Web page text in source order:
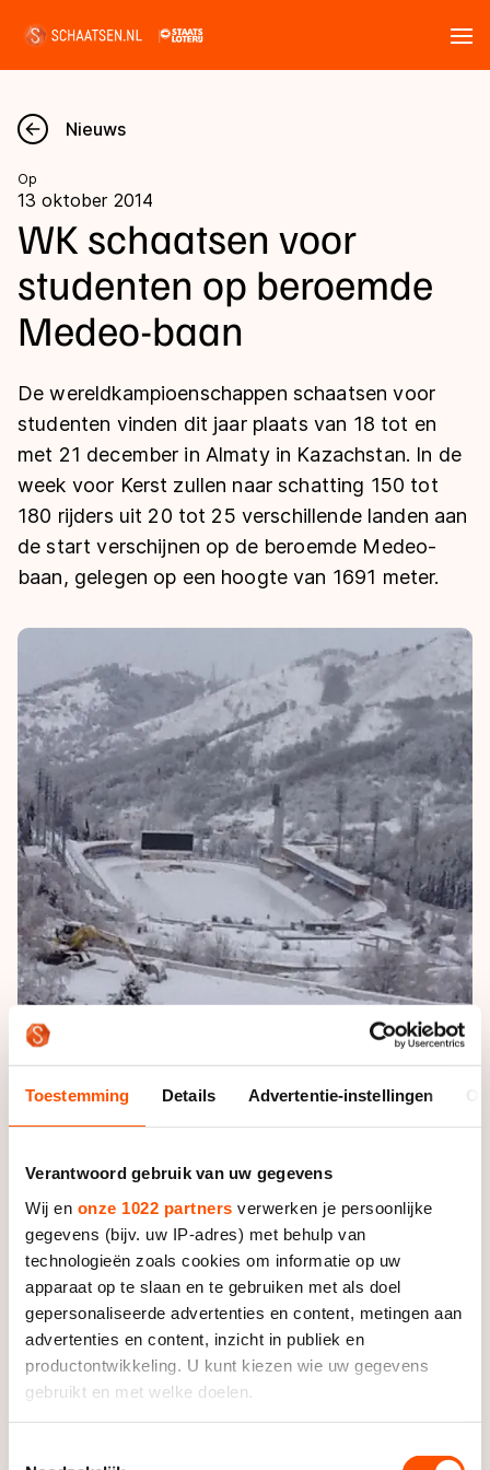
Toestemming Details Advertentie-instellingen
Verantwoord gebruik van uw gegevens
Wij en onze 1022 partners verwerken je persoonlijke
gegevens (bijv. uw IP-adres) met behulp van
technologieën zoals cookies om informatie op uw
apparaat op te slaan en te gebruiken met als doel
gepersonaliseerde advertenties en content, metingen aan
advertenties en content, inzicht in publiek en
productontwikkeling. U kunt kiezen wie uw gegevens
gebruikt en met welke doelen.
Nieuws
Kalender
Disciplines
Marathon
Inlineskaten
Kunstschaatsen
Schoonrijden
Natuurijs
Uitslagen
Langebaan
Shorttrack
Marathon
Inlineskaten
Kunstschaatsen
Tijden & historie
Ranglijsten Langebaan
Persoonlijke records & tijden
Historie & statistiek
De weg op
Inschrijven wedstrijden
Algemene Nederlandse Schaatstijd
Deze zomer de weg op
Waar kan ik schaatsen en skaten?
Schaatsfans
Tickets
Livestreams
Word schaatsfan!
Winacties
Olympische Spelen
Olympische Spelen
Medaille overzicht
Medaillespiegel
Olympische uitslagen
Van Jong tot Goud verhalen
Nieuws
Op
13 oktober 2014
WK schaatsen voor
studenten op beroemde
Medeo-baan
De wereldkampioenschappen schaatsen voor
studenten vinden dit jaar plaats van 18 tot en
met 21 december in Almaty in Kazachstan. In de
week voor Kerst zullen naar schatting 150 tot
180 rijders uit 20 tot 25 verschillende landen aan
de start verschijnen op de beroemde Medeo-
baan, gelegen op een hoogte van 1691 meter.
voor studenten deelgenomen die naderhand als prof
succesvol waren bij wereldbekerwedstrijden, WK’s en
Olympische Spelen, zoals onder meer de Tsjechische
Martina Sablikova.
De vrouwelijke deelnemers zullen tijdens de WK een
500, 1000, 1500, 3000 en 5000 meter, een
ploegenachtervolging en een mass-start rijden, terwijl
de mannen in plaats van de drie de tien kilometer